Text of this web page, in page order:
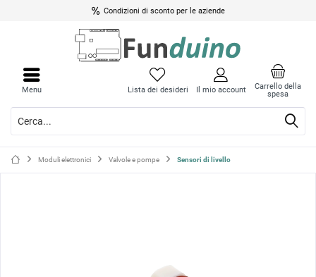
Condizioni di sconto per le aziende
Carrello della
spesa
Lista dei desideri Il mio account
Menu
Moduli elettronici Valvole e pompe Sensori di livello
menu
menu